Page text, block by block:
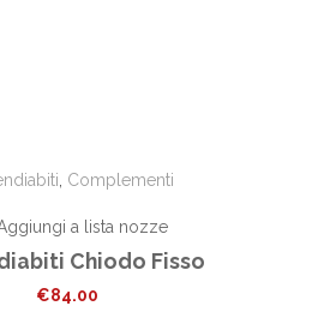
, Complementi
a lista nozze
Chiodo Fisso
€84.00